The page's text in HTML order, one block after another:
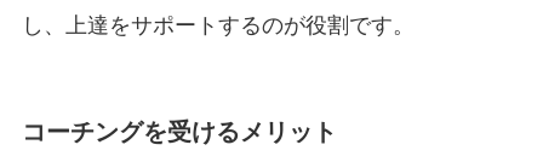
し、上達をサポートするのが役割です。
コーチングを受けるメリット